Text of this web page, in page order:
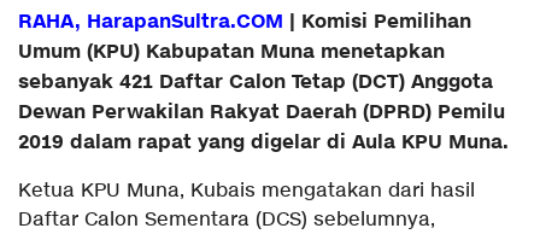
RAHA, HarapanSultra.COM | Komisi Pemilihan
Umum (KPU) Kabupatan Muna menetapkan
sebanyak 421 Daftar Calon Tetap (DCT) Anggota
Dewan Perwakilan Rakyat Daerah (DPRD) Pemilu
2019 dalam rapat yang digelar di Aula KPU Muna.
Ketua KPU Muna, Kubais mengatakan dari hasil
Daftar Calon Sementara (DCS) sebelumnya,